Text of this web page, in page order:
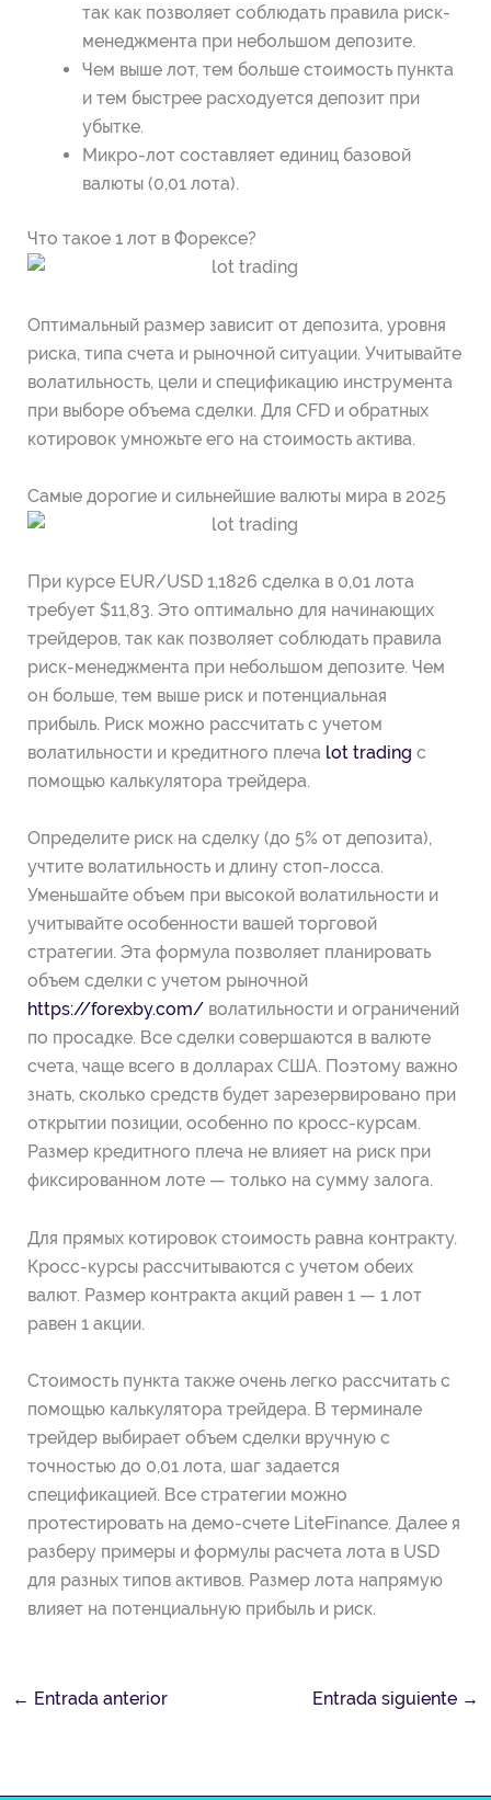
так как позволяет соблюдать правила риск-
менеджмента при небольшом депозите.
Чем выше лот, тем больше стоимость пункта
и тем быстрее расходуется депозит при
убытке.
Микро-лот составляет единиц базовой
валюты (0,01 лота).
Что такое 1 лот в Форексе?
Оптимальный размер зависит от депозита, уровня
риска, типа счета и рыночной ситуации. Учитывайте
волатильность, цели и спецификацию инструмента
при выборе объема сделки. Для CFD и обратных
котировок умножьте его на стоимость актива.
Самые дорогие и сильнейшие валюты мира в 2025
При курсе EUR/USD 1,1826 сделка в 0,01 лота
требует $11,83. Это оптимально для начинающих
трейдеров, так как позволяет соблюдать правила
риск-менеджмента при небольшом депозите. Чем
он больше, тем выше риск и потенциальная
прибыль. Риск можно рассчитать с учетом
волатильности и кредитного плеча lot trading с
помощью калькулятора трейдера.
Определите риск на сделку (до 5% от депозита),
учтите волатильность и длину стоп-лосса.
Уменьшайте объем при высокой волатильности и
учитывайте особенности вашей торговой
стратегии. Эта формула позволяет планировать
объем сделки с учетом рыночной
https://forexby.com/ волатильности и ограничений
по просадке. Все сделки совершаются в валюте
счета, чаще всего в долларах США. Поэтому важно
знать, сколько средств будет зарезервировано при
открытии позиции, особенно по кросс-курсам.
Размер кредитного плеча не влияет на риск при
фиксированном лоте — только на сумму залога.
Для прямых котировок стоимость равна контракту.
Кросс-курсы рассчитываются с учетом обеих
валют. Размер контракта акций равен 1 — 1 лот
равен 1 акции.
Стоимость пункта также очень легко рассчитать с
помощью калькулятора трейдера. В терминале
трейдер выбирает объем сделки вручную с
точностью до 0,01 лота, шаг задается
спецификацией. Все стратегии можно
протестировать на демо-счете LiteFinance. Далее я
разберу примеры и формулы расчета лота в USD
для разных типов активов. Размер лота напрямую
влияет на потенциальную прибыль и риск.
← Entrada anterior Entrada siguiente →